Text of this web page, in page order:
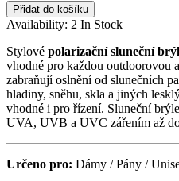
Přidat do košíku
Availability: 2 In Stock
Stylové polarizační sluneční
vhodné pro každou
zabraňují oslnění od slunečních
hladiny, sněhu, skla a jiných
vhodné i pro řízení. Sluneční
UVA, UVB a UVC zářením až
Určeno pro: Dámy / Pány /